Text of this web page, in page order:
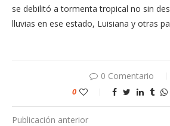
se debilitó a tormenta tropical no sin
lluvias en ese estado, Luisiana y otras
0 Comentario
0
Publicación anterior